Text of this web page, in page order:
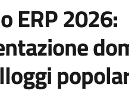
ERP 2026: